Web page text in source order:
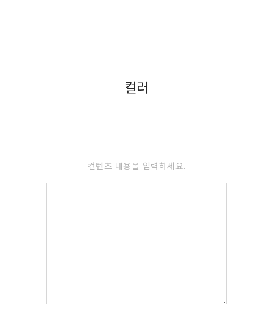
컬러
컨텐츠 내용을 입력하세요.